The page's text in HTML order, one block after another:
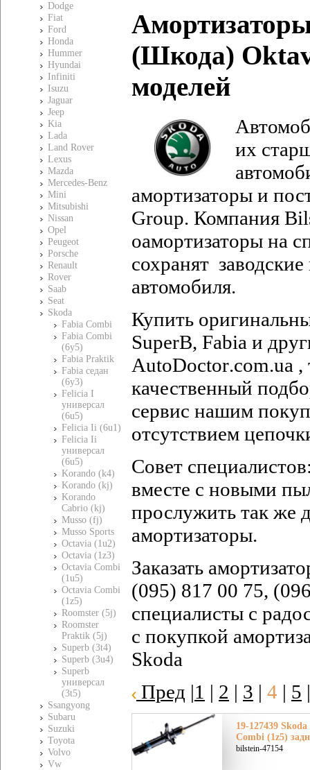
Dodge
Fiat
Ford
Honda
Hummer
Hyundai
Infiniti
Isuzu
Jaguar
Jeep
Kia
Lada
Land Rover
Lexus
Mazda
Mercedes-Benz
Mini
Mitsubishi
Nissan
Opel
Peugeot
Porsche
Renault
Rover
Saab
Seat
Skoda
Fabia Combi
Fabia Combi
(6y5)
Fabia Praktik
Fabia седан
(6y3)
Felicia I
универсал
(6u5)
Felicia Ii (6u1)
Felicia Ii
универсал
(6u5)
Korando (k4)
Korando (kj)
Korando
Cabrio (kj)
Musso (fj)
Musso Sports
Octavia (1u2)
Octavia (1z3)
Octavia Combi
(1u5)
Octavia Combi
(1z5)
Roomster (5j)
Roomster
Praktik (5j)
Superb (3t4)
Superb (3u4)
Superb
универсал
(3t5)
Ssangyong
Subaru
Suzuki
Toyota
Volvo
Vw
(Шкода)
моделей
их
амортизаторы и
Group. Компания
оамортизаторы на
сохранят
автомобиля.
Купить
SuperB, Fabia и
AutoDoctor.com.ua ,
качественный
сервис нашим
отсутствием
Совет
вместе с новыми
прослужить так же
амортизаторы.
Заказать
(095) 817 00 75,
специалисты с
с покупкой
Skoda
Пред |1 | 2 | 3 | 4 | 5
19-127439
Combi (1z5)
bilstein-47154